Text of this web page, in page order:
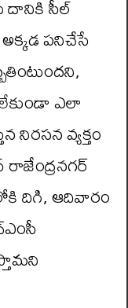
దానికి సీల్
పనిచేసే
ఎలా
నిరసన వ్యక్తం
దిగి, ఆదివారం